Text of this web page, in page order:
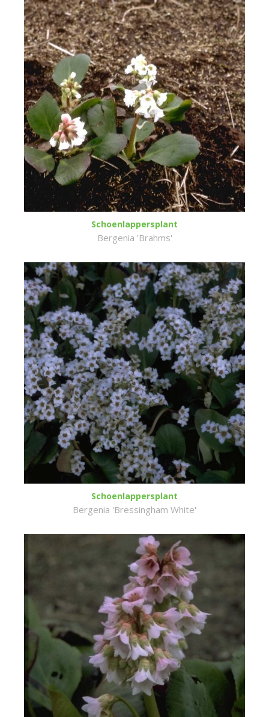
Schoenlappersplant
Bergenia 'Brahms'
Schoenlappersplant
Bergenia 'Bressingham White'